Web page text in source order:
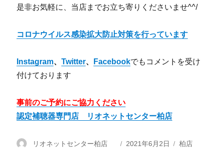
是非お気軽に、当店までお立ち寄りくださいませ^^/
コロナウイルス感染拡大防止対策を行っています
Instagram、Twitter、 Facebookでもコメントを受け
付けております
事前のご予約にご協力ください
認定補聴器専門店 リオネットセンター柏店
投
リオネットセンター柏店
投
2021年6月2日
カ
柏店